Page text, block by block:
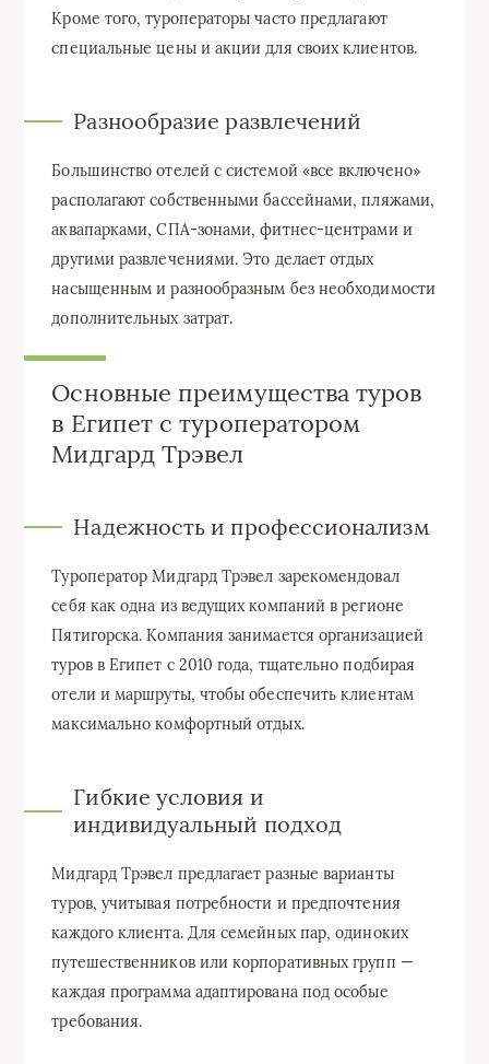
Кроме того, туроператоры часто предлагают
специальные цены и акции для своих клиентов.
Разнообразие развлечений
Большинство отелей с системой «все включено»
располагают собственными бассейнами, пляжами,
аквапарками, СПА-зонами, фитнес-центрами и
другими развлечениями. Это делает отдых
насыщенным и разнообразным без необходимости
дополнительных затрат.
Основные преимущества туров
в Египет с туроператором
Мидгард Трэвел
Надежность и профессионализм
Туроператор Мидгард Трэвел зарекомендовал
себя как одна из ведущих компаний в регионе
Пятигорска. Компания занимается организацией
туров в Египет с 2010 года, тщательно подбирая
отели и маршруты, чтобы обеспечить клиентам
максимально комфортный отдых.
Гибкие условия и
индивидуальный подход
Мидгард Трэвел предлагает разные варианты
туров, учитывая потребности и предпочтения
каждого клиента. Для семейных пар, одиноких
путешественников или корпоративных групп —
каждая программа адаптирована под особые
требования.